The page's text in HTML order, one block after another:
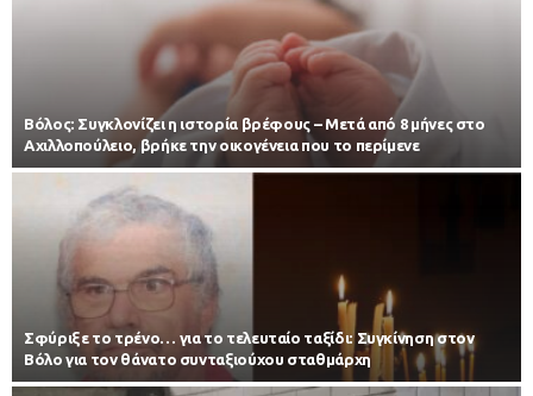
Βόλος: Συγκλονίζει η ιστορία βρέφους – Μετά από 8 μήνες στο
Αχιλλοπούλειο, βρήκε την οικογένεια που το περίμενε
Σφύριξε το τρένο… για το τελευταίο ταξίδι: Συγκίνηση στον
Βόλο για τον θάνατο συνταξιούχου σταθμάρχη